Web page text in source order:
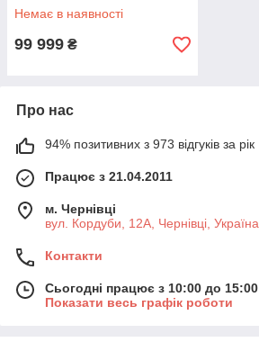
Немає в наявності
99 999 ₴
Про нас
94% позитивних з 973 відгуків за рік
Працює з 21.04.2011
м. Чернівці
вул. Кордуби, 12А, Чернівці, Україна
Контакти
Сьогодні працює з 10:00 до 15:00
Показати весь графік роботи